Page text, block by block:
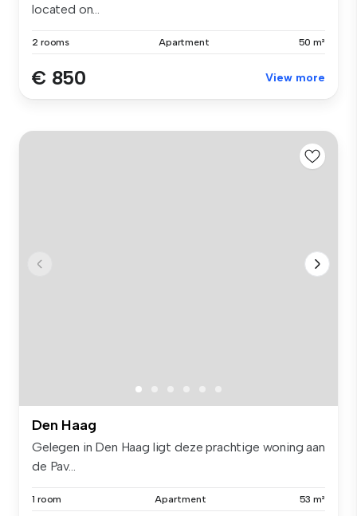
located on...
2 rooms Apartment 50 m²
€ 850 View more
Den Haag
Gelegen in Den Haag ligt deze prachtige woning aan
de Pav...
1 room Apartment 53 m²